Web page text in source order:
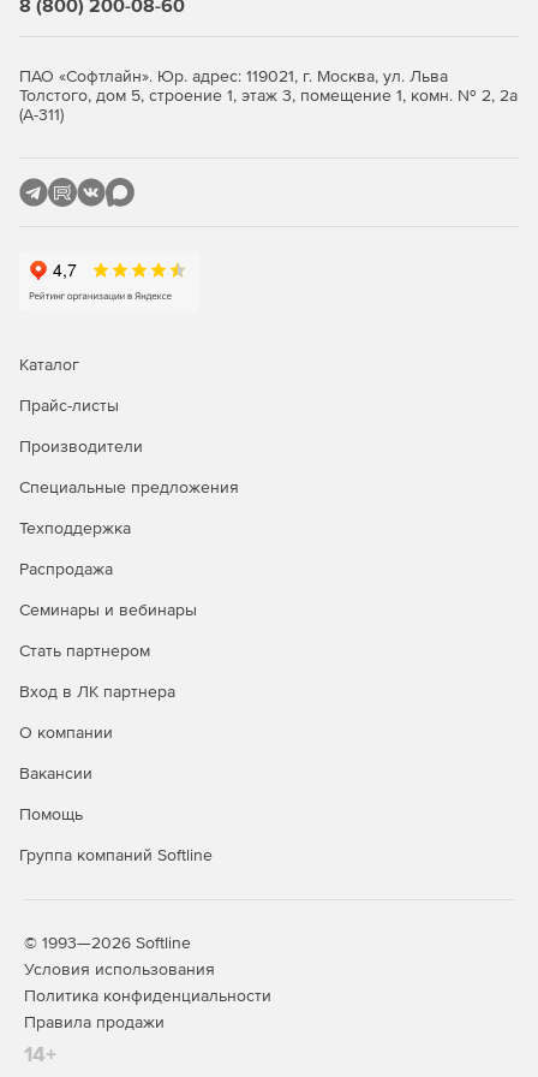
8 (800) 200-08-60
ПАО «Софтлайн». Юр. адрес: 119021, г. Москва, ул. Льва
Толстого, дом 5, строение 1, этаж 3, помещение 1, комн. № 2, 2а
(А-311)
Каталог
Прайс-листы
Производители
Специальные предложения
Техподдержка
Распродажа
Семинары и вебинары
Стать партнером
Вход в ЛК партнера
О компании
Вакансии
Помощь
Группа компаний Softline
© 1993—2026 Softline
Условия использования
Политика конфиденциальности
Правила продажи
14+